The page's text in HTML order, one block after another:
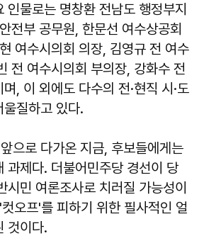
인물로는 명창환 전남도 행정부지
전부 공무원, 한문선 여수상공회
여수시의회 의장, 김영규 전 여수
전 여수시의회 부의장, 강화수 전
, 이 외에도 다수의 전·현직 시·도
질하고 있다.
으로 다가온 지금, 후보들에게는
과제다. 더불어민주당 경선이 당
시민 여론조사로 치러질 가능성이
오프'를 피하기 위한 필사적인 얼
것이다.